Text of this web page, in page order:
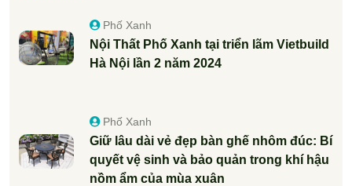
Phố Xanh
Nội Thất Phố Xanh tại triển lãm Vietbuild
Hà Nội lần 2 năm 2024
Phố Xanh
Giữ lâu dài vẻ đẹp bàn ghế nhôm đúc: Bí
quyết vệ sinh và bảo quản trong khí hậu
nồm ẩm của mùa xuân